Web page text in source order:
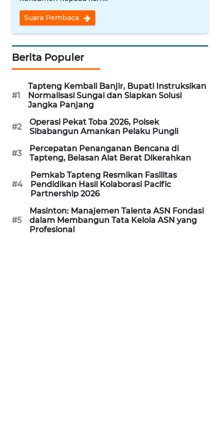
Suara Pembaca
Berita Populer
#1
Tapteng Kembali Banjir, Bupati Instruksikan
Normalisasi Sungai dan Siapkan Solusi
Jangka Panjang
#2
Operasi Pekat Toba 2026, Polsek
Sibabangun Amankan Pelaku Pungli
#3
Percepatan Penanganan Bencana di
Tapteng, Belasan Alat Berat Dikerahkan
#4
Pemkab Tapteng Resmikan Fasilitas
Pendidikan Hasil Kolaborasi Pacific
Partnership 2026
#5
Masinton: Manajemen Talenta ASN Fondasi
dalam Membangun Tata Kelola ASN yang
Profesional
WN
INDRAMAYU
WN
KUNINGAN
WN
MAJALENGKA
WN
SUBANG
WN
SUKABUMI
WN
PURWAKARTA
WN